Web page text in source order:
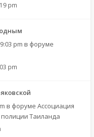
pm
pm в форуме
pm
в форуме Ассоциация
Таиланда